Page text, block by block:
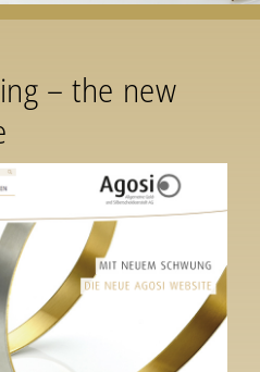
– the new